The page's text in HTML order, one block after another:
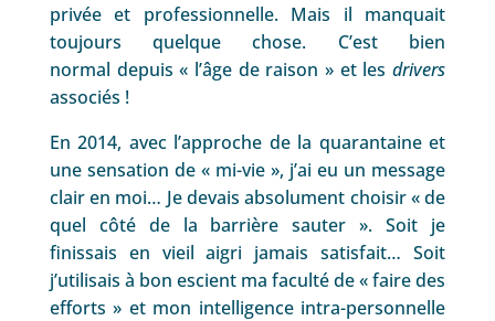
privée et professionnelle. Mais il manquait
toujours quelque chose. C’est bien
normal depuis « l’âge de raison » et lesdrivers
associés !
En 2014, avec l’approche de la quarantaine et
une sensation de « mi-vie », j’ai eu un message
clair en moi… Je devais absolument choisir « de
quel côté de la barrière sauter ». Soit je
finissais en vieil aigri jamais satisfait… Soit
j’utilisais à bon escient ma faculté de « faire des
efforts » et mon intelligence intra-personnelle